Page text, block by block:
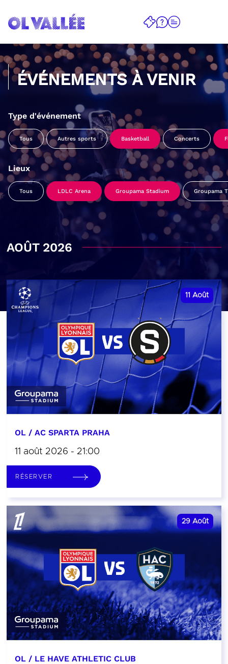
ÉVÉNEMENTS À VENIR
Type d'événement
Tous Autres sports Basketball Concerts
Lieux
Tous LDLC Arena Groupama Stadium Groupama
AOÛT 2026
11 Août
OL / AC SPARTA PRAHA
11 août 2026 - 21:00
RÉSERVER
29 Août
OL / LE HAVE ATHLETIC CLUB